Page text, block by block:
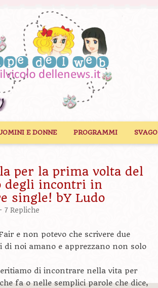
E DONNE PROGRAMMI SVAGO
per la prima volta del
degli incontri in
single! bY Ludo
7 Repliche
e non potevo che scrivere due
di noi amano e apprezzano non solo
di incontrare nella vita per
fa o nelle semplici parole che dice,